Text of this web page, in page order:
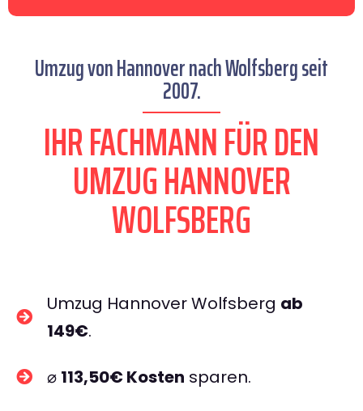
Umzug von Hannover nach Wolfsberg seit
2007.
IHR FACHMANN FÜR DEN
UMZUG HANNOVER
WOLFSBERG
Umzug Hannover Wolfsberg ab
149€.
⌀ 113,50€ Kosten sparen.